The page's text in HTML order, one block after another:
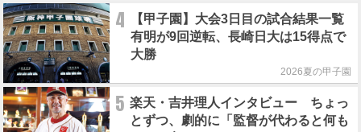
4
【甲子園】大会3日目の試合結果一覧
有明が9回逆転、長崎日大は15得点で
大勝
2026夏の甲子園
5 楽天・吉井理人インタビュー ちょっ
とずつ、劇的に「監督が代わると何も